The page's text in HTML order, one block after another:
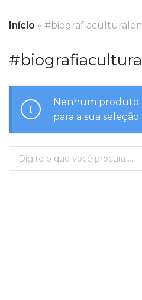
Início »
Nenhum produto
para a sua seleção.